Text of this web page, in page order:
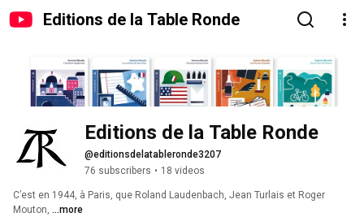
Editions de la Table Ronde
Editions de la Table Ronde
@editionsdelatableronde3207
76 subscribers • 18 videos
C’est en 1944, à Paris, que Roland Laudenbach, Jean Turlais et Roger
Mouton, ...more